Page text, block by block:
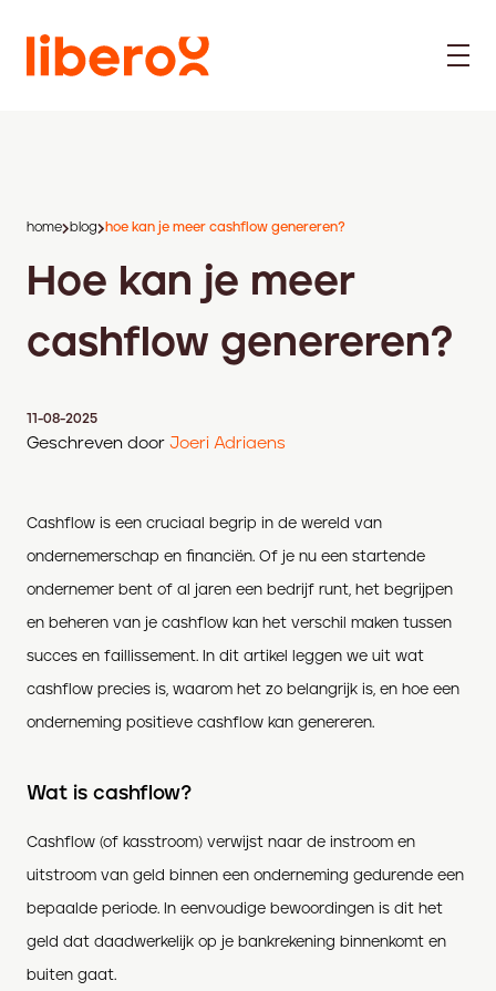
home blog hoe kan je meer cashflow genereren?
Hoe kan je meer
cashflow genereren?
11-08-2025
Geschreven door Joeri Adriaens
Cashflow is een cruciaal begrip in de wereld van
ondernemerschap en financiën. Of je nu een startende
ondernemer bent of al jaren een bedrijf runt, het begrijpen
en beheren van je cashflow kan het verschil maken tussen
succes en faillissement. In dit artikel leggen we uit wat
cashflow precies is, waarom het zo belangrijk is, en hoe een
onderneming positieve cashflow kan genereren.
Wat is cashflow?
Cashflow (of kasstroom) verwijst naar de instroom en
uitstroom van geld binnen een onderneming gedurende een
bepaalde periode. In eenvoudige bewoordingen is dit het
geld dat daadwerkelijk op je bankrekening binnenkomt en
buiten gaat.